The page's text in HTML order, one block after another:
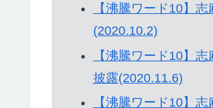
【沸騰ワード10】
(2020.10.2)
【沸騰ワード10】
披露(2020.11.6)
【沸騰ワード10】